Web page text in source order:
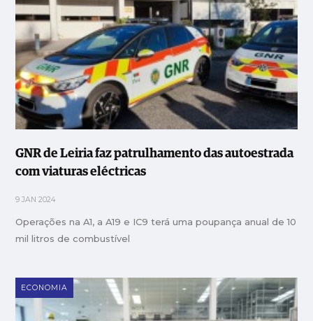
GNR de Leiria faz patrulhamento das autoestrada
com viaturas eléctricas
9 JAN 2024
Operações na A1, a A19 e IC9 terá uma poupança anual de 10
mil litros de combustível
ECONOMIA